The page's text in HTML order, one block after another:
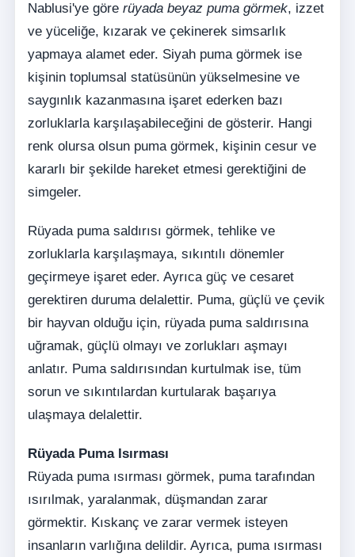
Nablusi'ye göre rüyada beyaz puma görmek, izzet
ve yüceliğe, kızarak ve çekinerek simsarlık
yapmaya alamet eder. Siyah puma görmek ise
kişinin toplumsal statüsünün yükselmesine ve
saygınlık kazanmasına işaret ederken bazı
zorluklarla karşılaşabileceğini de gösterir. Hangi
renk olursa olsun puma görmek, kişinin cesur ve
kararlı bir şekilde hareket etmesi gerektiğini de
simgeler.
Rüyada puma saldırısı görmek, tehlike ve
zorluklarla karşılaşmaya, sıkıntılı dönemler
geçirmeye işaret eder. Ayrıca güç ve cesaret
gerektiren duruma delalettir. Puma, güçlü ve çevik
bir hayvan olduğu için, rüyada puma saldırısına
uğramak, güçlü olmayı ve zorlukları aşmayı
anlatır. Puma saldırısından kurtulmak ise, tüm
sorun ve sıkıntılardan kurtularak başarıya
ulaşmaya delalettir.
Rüyada Puma Isırması
Rüyada puma ısırması görmek, puma tarafından
ısırılmak, yaralanmak, düşmandan zarar
görmektir. Kıskanç ve zarar vermek isteyen
insanların varlığına delildir. Ayrıca, puma ısırması